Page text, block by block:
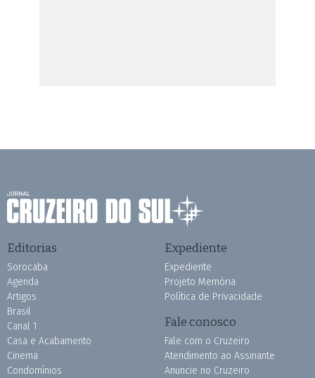
Editorias
Sorocaba
Agenda
Artigos
Brasil
Canal 1
Casa e Acabamento
Cinema
Condomínios
Expediente
Expediente
Projeto Memória
Política de Privacidade
Fale conosco
Fale com o Cruzeiro
Atendimento ao Assinante
Anuncie no Cruzeiro